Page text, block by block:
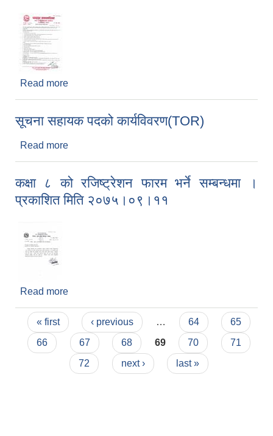
Read more
सूचना सहायक पदको कार्यविवरण(TOR)
Read more
कक्षा ८ को रजिष्ट्रेशन फारम भर्ने सम्बन्धमा ।
प्रकाशित मिति २०७५।०९।११
Read more
Pages
« first ‹ previous … 64
65
66
67 68 69 70
71
72
next › last »